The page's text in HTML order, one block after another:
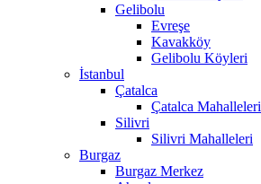
Gelibolu
Evreşe
Kavakköy
Gelibolu Köyleri
İstanbul
Çatalca
Çatalca Mahalleleri
Silivri
Silivri Mahalleleri
Burgaz
Burgaz Merkez